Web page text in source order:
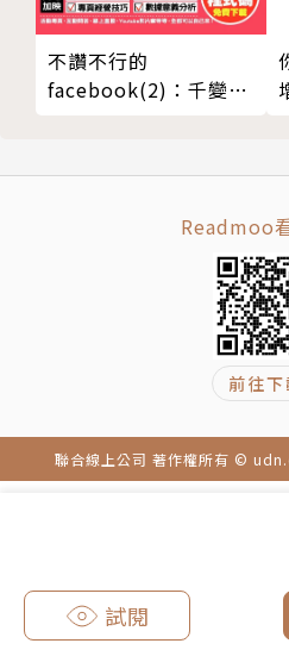
試閱
不讚不行的
facebook(2)：千變
Readmoo
前往下
聯合線上公司 著作權所有 ©